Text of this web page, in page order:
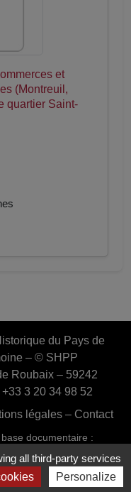
et
(Montreuil,
quartier Saint-
du Pays de
– © SHPP
Roubaix – 59242
3 20 34 98 52
légales – Contact
documentaire :
Web20MIP.fr
all third-party services
Personalize